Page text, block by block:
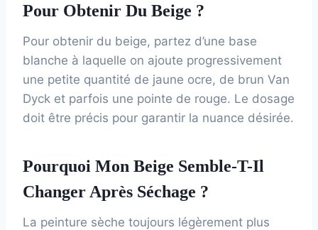
Pour Obtenir Du Beige ?
Pour obtenir du beige, partez d’une base
blanche à laquelle on ajoute progressivement
une petite quantité de jaune ocre, de brun Van
Dyck et parfois une pointe de rouge. Le dosage
doit être précis pour garantir la nuance désirée.
Pourquoi Mon Beige Semble-T-Il
Changer Après Séchage ?
La peinture sèche toujours légèrement plus